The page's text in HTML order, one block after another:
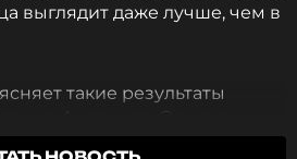
выглядит даже лучше, чем в
такие результаты
Андреева. Однако
что дело не только в